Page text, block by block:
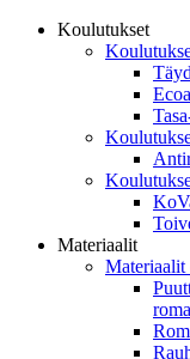
Koulutukset
Materiaalit
Materiaalit